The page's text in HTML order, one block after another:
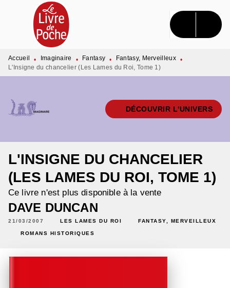
MENU RECHERCHE CONTENU
PIED DE PAGE
Accueil • Imaginaire • Fantasy • Fantasy, Merveilleux •
L'Insigne du chancelier (Les Lames du Roi, Tome 1)
DÉCOUVRIR L'UNIVERS
L'INSIGNE DU CHANCELIER
(LES LAMES DU ROI, TOME 1)
Ce livre n'est plus disponible à la vente
DAVE DUNCAN
21/03/2007 LES LAMES DU ROI FANTASY, MERVEILLEUX
ROMANS HISTORIQUES